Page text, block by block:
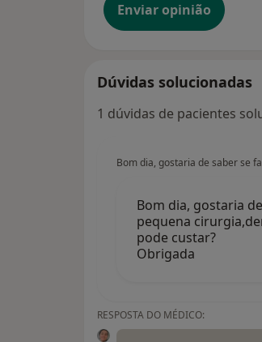
Enviar opinião
Dúvidas solucionadas
1 dúvidas de pacientes
Bom dia, gostaria de saber se
Bom dia, gostaria
pequena
pode custar?
Obrigada
RESPOSTA DO MÉDICO: